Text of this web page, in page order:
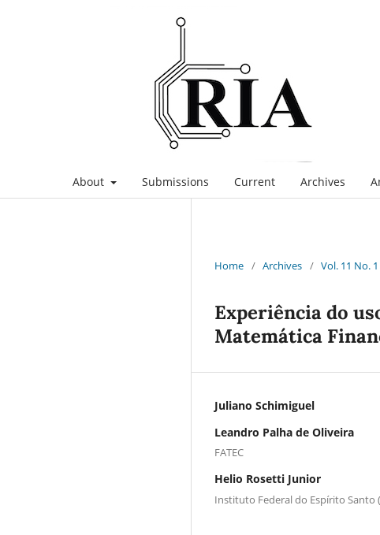
About Submissions Current Archives
Home / Archives / Vol. 11 No.
Experiência do
Matemática
Juliano Schimiguel
Leandro Palha de Oliveira
FATEC
Helio Rosetti Junior
Instituto Federal do Espírito Santo